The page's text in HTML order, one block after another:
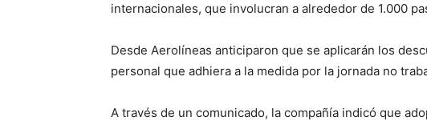
internacionales, que involucran a alrededor de 1.000
Desde Aerolíneas anticiparon que se aplicarán los
personal que adhiera a la medida por la jornada no
A través de un comunicado, la compañía indicó que